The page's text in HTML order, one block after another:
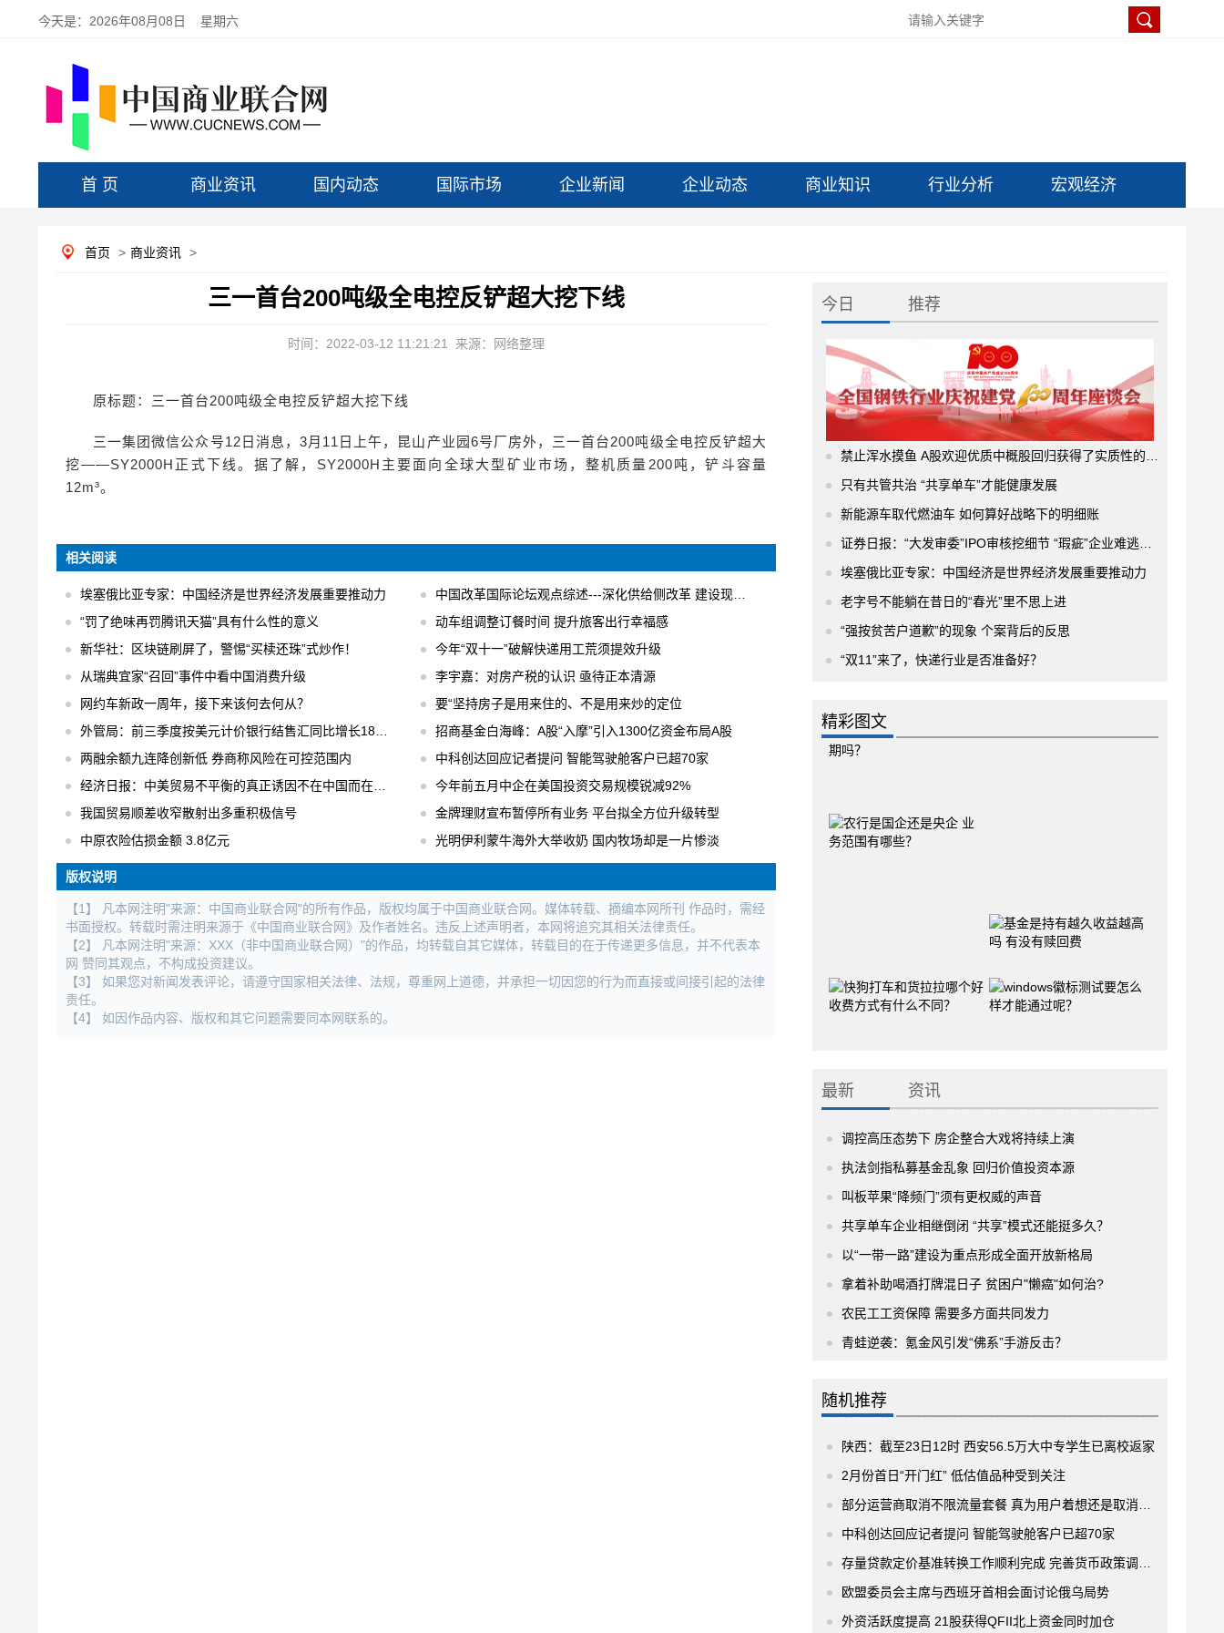
今天是： 2026年08月08日 星期六
首 页 商业资讯 国内动态 国际市场 企业新闻 企业动态 商业知识 行业分析 宏观经济
首页 > 商业资讯 >
三一首台200吨级全电控反铲超大挖下线
时间：2022-03-12 11:21:21 来源：网络整理
原标题：三一首台200吨级全电控反铲超大挖下线
三一集团微信公众号12日消息，3月11日上午，昆山产业园6号厂房外，三一首台200吨级全电控反铲超大
挖——SY2000H正式下线。据了解，SY2000H主要面向全球大型矿业市场，整机质量200吨，铲斗容量
12m³。
相关阅读
埃塞俄比亚专家：中国经济是世界经济发展重要推动力
中国改革国际论坛观点综述---深化供给侧改革 建设现代化经济体系
“罚了绝味再罚腾讯天猫”具有什么性的意义
动车组调整订餐时间 提升旅客出行幸福感
新华社：区块链刷屏了，警惕“买椟还珠”式炒作！
今年“双十一”破解快递用工荒须提效升级
从瑞典宜家“召回”事件中看中国消费升级
李宇嘉：对房产税的认识 亟待正本清源
网约车新政一周年，接下来该何去何从？
要“坚持房子是用来住的、不是用来炒的定位
外管局：前三季度按美元计价银行结售汇同比增长18% 结售汇逆差下降75%
招商基金白海峰：A股“入摩”引入1300亿资金布局A股
两融余额九连降创新低 券商称风险在可控范围内
中科创达回应记者提问 智能驾驶舱客户已超70家
经济日报：中美贸易不平衡的真正诱因不在中国而在美国
今年前五月中企在美国投资交易规模锐减92%
我国贸易顺差收窄散射出多重积极信号
金牌理财宣布暂停所有业务 平台拟全方位升级转型
中原农险估损金额 3.8亿元
光明伊利蒙牛海外大举收奶 国内牧场却是一片惨淡
版权说明
【1】 凡本网注明"来源：中国商业联合网"的所有作品，版权均属于中国商业联合网。媒体转载、摘编本网所刊 作品时，需经
书面授权。转载时需注明来源于《中国商业联合网》及作者姓名。违反上述声明者，本网将追究其相关法律责任。
【2】 凡本网注明"来源：XXX（非中国商业联合网）"的作品，均转载自其它媒体，转载目的在于传递更多信息，并不代表本
网 赞同其观点，不构成投资建议。
【3】 如果您对新闻发表评论，请遵守国家相关法律、法规，尊重网上道德，并承担一切因您的行为而直接或间接引起的法律
责任。
【4】 如因作品内容、版权和其它问题需要同本网联系的。
今日 推荐
禁止浑水摸鱼 A股欢迎优质中概股回归获得了实质性的进展
只有共管共治 “共享单车”才能健康发展
新能源车取代燃油车 如何算好战略下的明细账
证券日报：“大发审委”IPO审核挖细节 “瑕疵”企业难逃法眼
埃塞俄比亚专家：中国经济是世界经济发展重要推动力
老字号不能躺在昔日的“春光”里不思上进
“强按贫苦户道歉”的现象 个案背后的反思
“双11”来了，快递行业是否准备好？
精彩图文
最新 资讯
调控高压态势下 房企整合大戏将持续上演
执法剑指私募基金乱象 回归价值投资本源
叫板苹果“降频门”须有更权威的声音
共享单车企业相继倒闭 “共享”模式还能挺多久？
以“一带一路”建设为重点形成全面开放新格局
拿着补助喝酒打牌混日子 贫困户"懒癌"如何治?
农民工工资保障 需要多方面共同发力
青蛙逆袭：氪金风引发“佛系”手游反击？
随机推荐
陕西：截至23日12时 西安56.5万大中专学生已离校返家
2月份首日“开门红” 低估值品种受到关注
部分运营商取消不限流量套餐 真为用户着想还是取消优惠?
中科创达回应记者提问 智能驾驶舱客户已超70家
存量贷款定价基准转换工作顺利完成 完善货币政策调控和传导机制
欧盟委员会主席与西班牙首相会面讨论俄乌局势
外资活跃度提高 21股获得QFII北上资金同时加仓